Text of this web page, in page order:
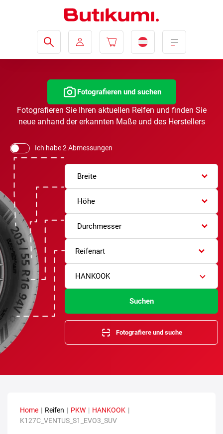
Fotografieren und suchen
Fotografieren Sie Ihren aktuellen Reifen und finden Sie
neue anhand der erkannten Maße und des Herstellers
Ich habe 2 Abmessungen
Breite
Höhe
Durchmesser
Reifenart
HANKOOK
Suchen
Fotografiere und suche
Home | Reifen | PKW | HANKOOK |
K127C_VENTUS_S1_EVO3_SUV